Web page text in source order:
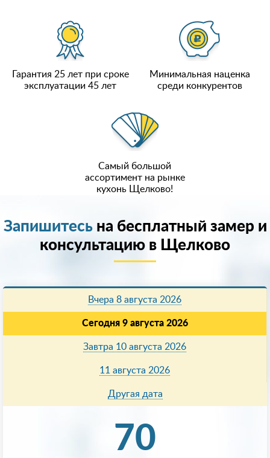
Гарантия 25 лет при сроке
эксплуатации 45 лет
Минимальная наценка
среди конкурентов
Самый большой
ассортимент на рынке
кухонь Щелково!
Запишитесьна бесплатный замер и
консультацию в Щелково
Вчера 8 августа 2026
Сегодня 9 августа 2026
Завтра 10 августа 2026
11 августа 2026
Другая дата
70